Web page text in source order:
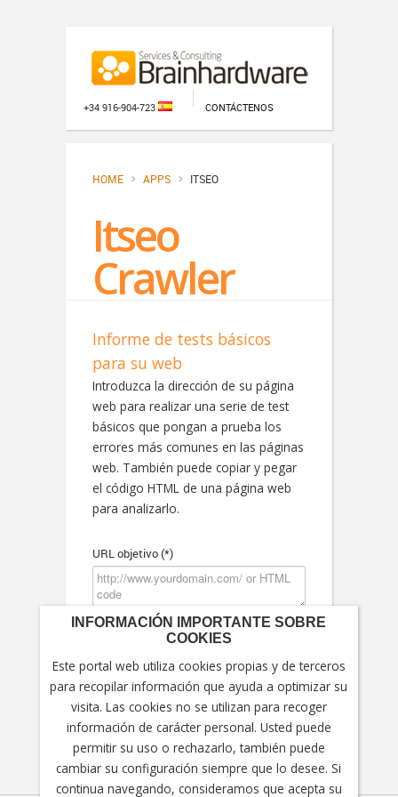
+34 916-904-723 CONTÁCTENOS
HOME APPS ITSEO
Itseo
Crawler
Informe de tests básicos
para su web
Introduzca la dirección de su página
web para realizar una serie de test
básicos que pongan a prueba los
errores más comunes en las páginas
web. También puede copiar y pegar
el código HTML de una página web
para analizarlo.
URL objetivo (*)
* Al generar un informe autoriza que otras
personas puedan visualizar la información
INFORMACIÓN IMPORTANTE SOBRE
COOKIES
Este portal web utiliza cookies propias y de terceros
para recopilar información que ayuda a optimizar su
visita. Las cookies no se utilizan para recoger
información de carácter personal. Usted puede
permitir su uso o rechazarlo, también puede
cambiar su configuración siempre que lo desee. Si
continua navegando, consideramos que acepta su